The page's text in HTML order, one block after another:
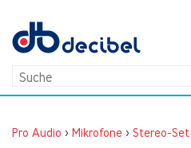
Pro Audio > Mikrofone > Stereo-Set